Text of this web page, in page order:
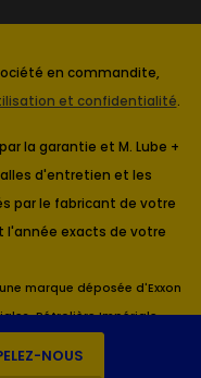
NOUS
en commandite,
et confidentialité.
la garantie et M. Lube +
d'entretien et les
par le fabricant de votre
l'année exacts de votre
marque déposée d'Exxon
Pétrolière Impériale,